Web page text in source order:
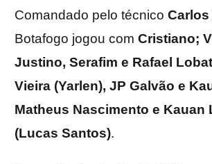
Comandado pelo técnico Carlos
Botafogo jogou com Cristiano;
Justino, Serafim e Rafael
Vieira (Yarlen), JP Galvão e
Matheus Nascimento e Kauan
(Lucas Santos).